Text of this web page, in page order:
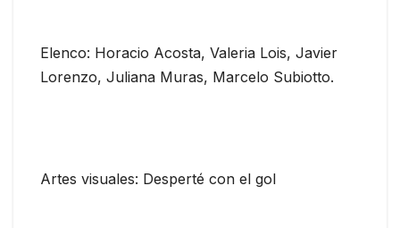
Elenco: Horacio Acosta, Valeria Lois, Javier
Lorenzo, Juliana Muras, Marcelo Subiotto.
Artes visuales: Desperté con el gol